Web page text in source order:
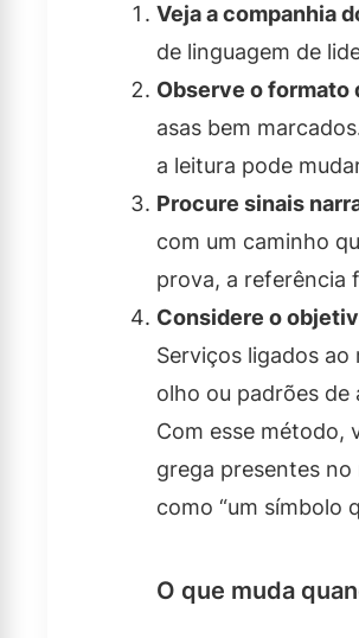
Veja a companhia
de linguagem de
Observe o formato
asas bem
a leitura pode
Procure sinais
com um caminho
prova, a referência
Considere o
Serviços ligados
olho ou padrões de
Com esse método,
grega presentes
como “um símbolo
O que muda